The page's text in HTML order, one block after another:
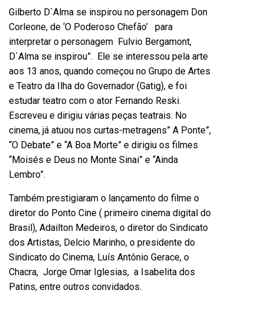
Gilberto D`Alma se inspirou no personagem Don
Corleone, de ‘O Poderoso Chefão’ para
interpretar o personagem Fulvio Bergamont,
D`Alma se inspirou”. Ele se interessou pela arte
aos 13 anos, quando começou no Grupo de Artes
e Teatro da Ilha do Governador (Gatig), e foi
estudar teatro com o ator Fernando Reski.
Escreveu e dirigiu várias peças teatrais. No
cinema, já atuou nos curtas-metragens” A Ponte”,
“O Debate” e “A Boa Morte” e dirigiu os filmes
“Moisés e Deus no Monte Sinai” e “Ainda
Lembro”.
Também prestigiaram o lançamento do filme o
diretor do Ponto Cine ( primeiro cinema digital do
Brasil), Adailton Medeiros, o diretor do Sindicato
dos Artistas, Delcio Marinho, o presidente do
Sindicato do Cinema, Luís Antônio Gerace, o
Chacra, Jorge Omar Iglesias, a Isabelita dos
Patins, entre outros convidados.